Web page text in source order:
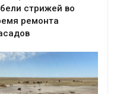
стрижей во
ремонта